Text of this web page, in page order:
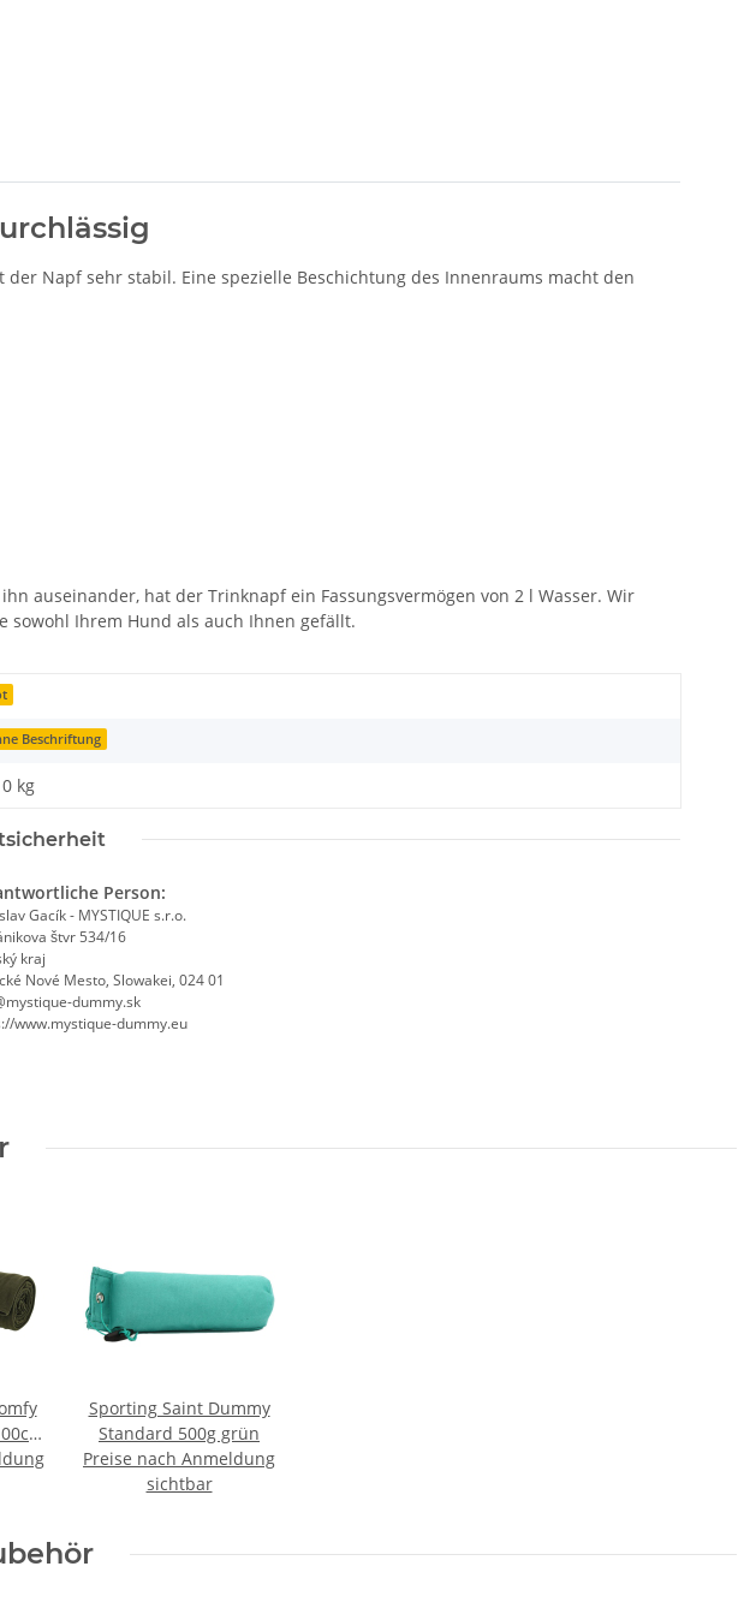
Napf sehr stabil. Eine spezielle Beschichtung des Innenraums macht den
auseinander, hat der Trinknapf ein Fassungsvermögen von 2 l Wasser. Wir
sowohl Ihrem Hund als auch Ihnen gefällt.
Beschriftung
kg
Person:
Gacík - MYSTIQUE s.r.o.
štvr 534/16
kraj
Nové Mesto, Slowakei, 024 01
dummy.sk
www.mystique-dummy.eu
Sporting Saint Dummy
Standard 500g grün
Preise nach Anmeldung
sichtbar